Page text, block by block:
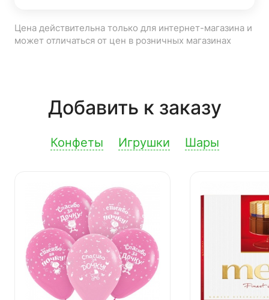
Цена действительна только для интернет-магазина и
может отличаться от цен в розничных магазинах
Добавить к заказу
Конфеты Игрушки Шары